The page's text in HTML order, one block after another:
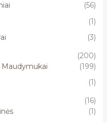
(56)
(1)
(3)
(200)
(199)
(1)
(16)
(1)